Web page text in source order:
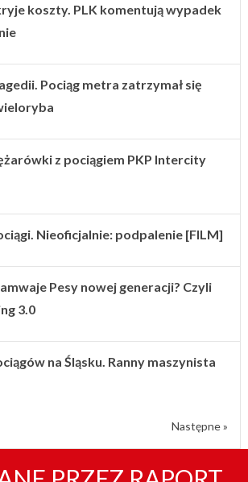
koszty. PLK komentują wypadek
Pociąg metra zatrzymał się
z pociągiem PKP Intercity
Nieoficjalnie: podpalenie [FILM]
Pesy nowej generacji? Czyli
3.0
na Śląsku. Ranny maszynista
Następne »